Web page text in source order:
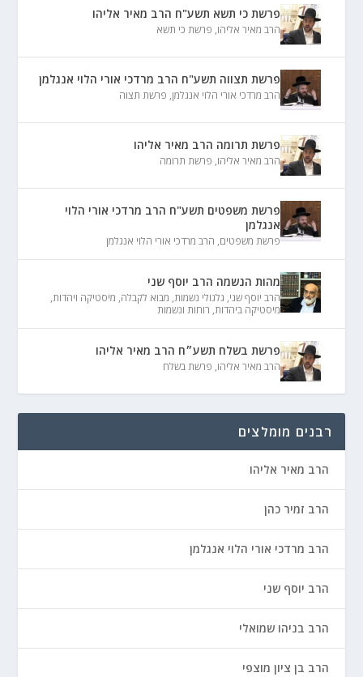
פרשת כי תשא תשע"ח הרב מאיר אליהו
הרב מאיר אליהו, פרשת כי תשא
פרשת תצווה תשע"ח הרב מרדכי אורי הלוי אנגלמן
הרב מרדכי אורי הלוי אנגלמן, פרשת תצוה
פרשת תרומה הרב מאיר אליהו
הרב מאיר אליהו, פרשת תרומה
פרשת משפטים תשע"ח הרב מרדכי אורי הלוי
אנגלמן
פרשת משפטים, הרב מרדכי אורי הלוי אנגלמן
מהות הנשמה הרב יוסף שני
הרב יוסף שני, גלגולי נשמות, מבוא לקבלה, מיסטיקה ויהדות,
מיסטיקה ביהדות, רוחות ונשמות
פרשת בשלח תשע״ח הרב מאיר אליהו
הרב מאיר אליהו, פרשת בשלח
רבנים מומלצים
הרב מאיר אליהו
הרב זמיר כהן
הרב מרדכי אורי הלוי אנגלמן
הרב יוסף שני
הרב בניהו שמואלי
הרב בן ציון מוצפי